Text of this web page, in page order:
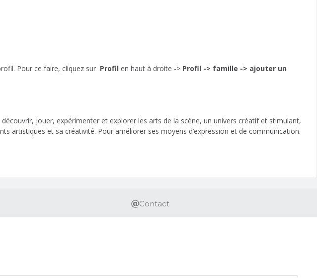
Pour ce faire, cliquez sur Profil en haut à droite -> Profil -> famille -> ajouter un
jouer, expérimenter et explorer les arts de la scène, un univers créatif et stimulant,
artistiques et sa créativité. Pour améliorer ses moyens d’expression et de communication.
Contact